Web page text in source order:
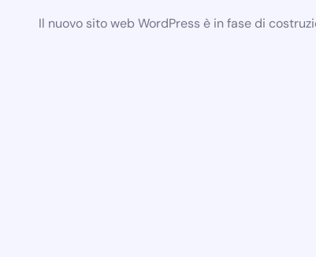
Il nuovo sito web WordPress è in fase di